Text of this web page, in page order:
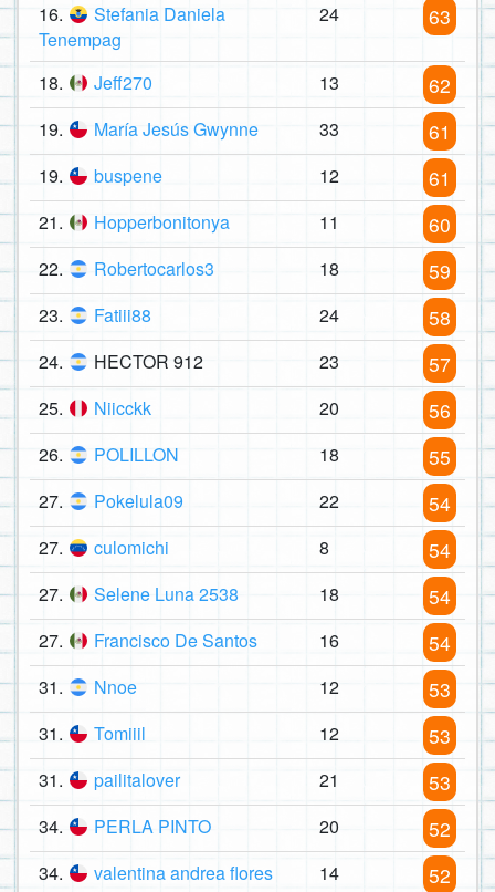
16.
Stefania Daniela
Tenempag
24 63
18. Jeff270 13 62
19. María Jesús Gwynne 33 61
19. buspene 12 61
21. Hopperbonitonya 11 60
22. Robertocarlos3 18 59
23. Fatiii88 24 58
24. HECTOR 912 23 57
25. Niicckk 20 56
26. POLILLON 18 55
27. Pokelula09 22 54
27. culomichi 8 54
27. Selene Luna 2538 18 54
27. Francisco De Santos 16 54
31. Nnoe 12 53
31. Tomiiil 12 53
31. pailitalover 21 53
34. PERLA PINTO 20 52
34. valentina andrea flores 14 52